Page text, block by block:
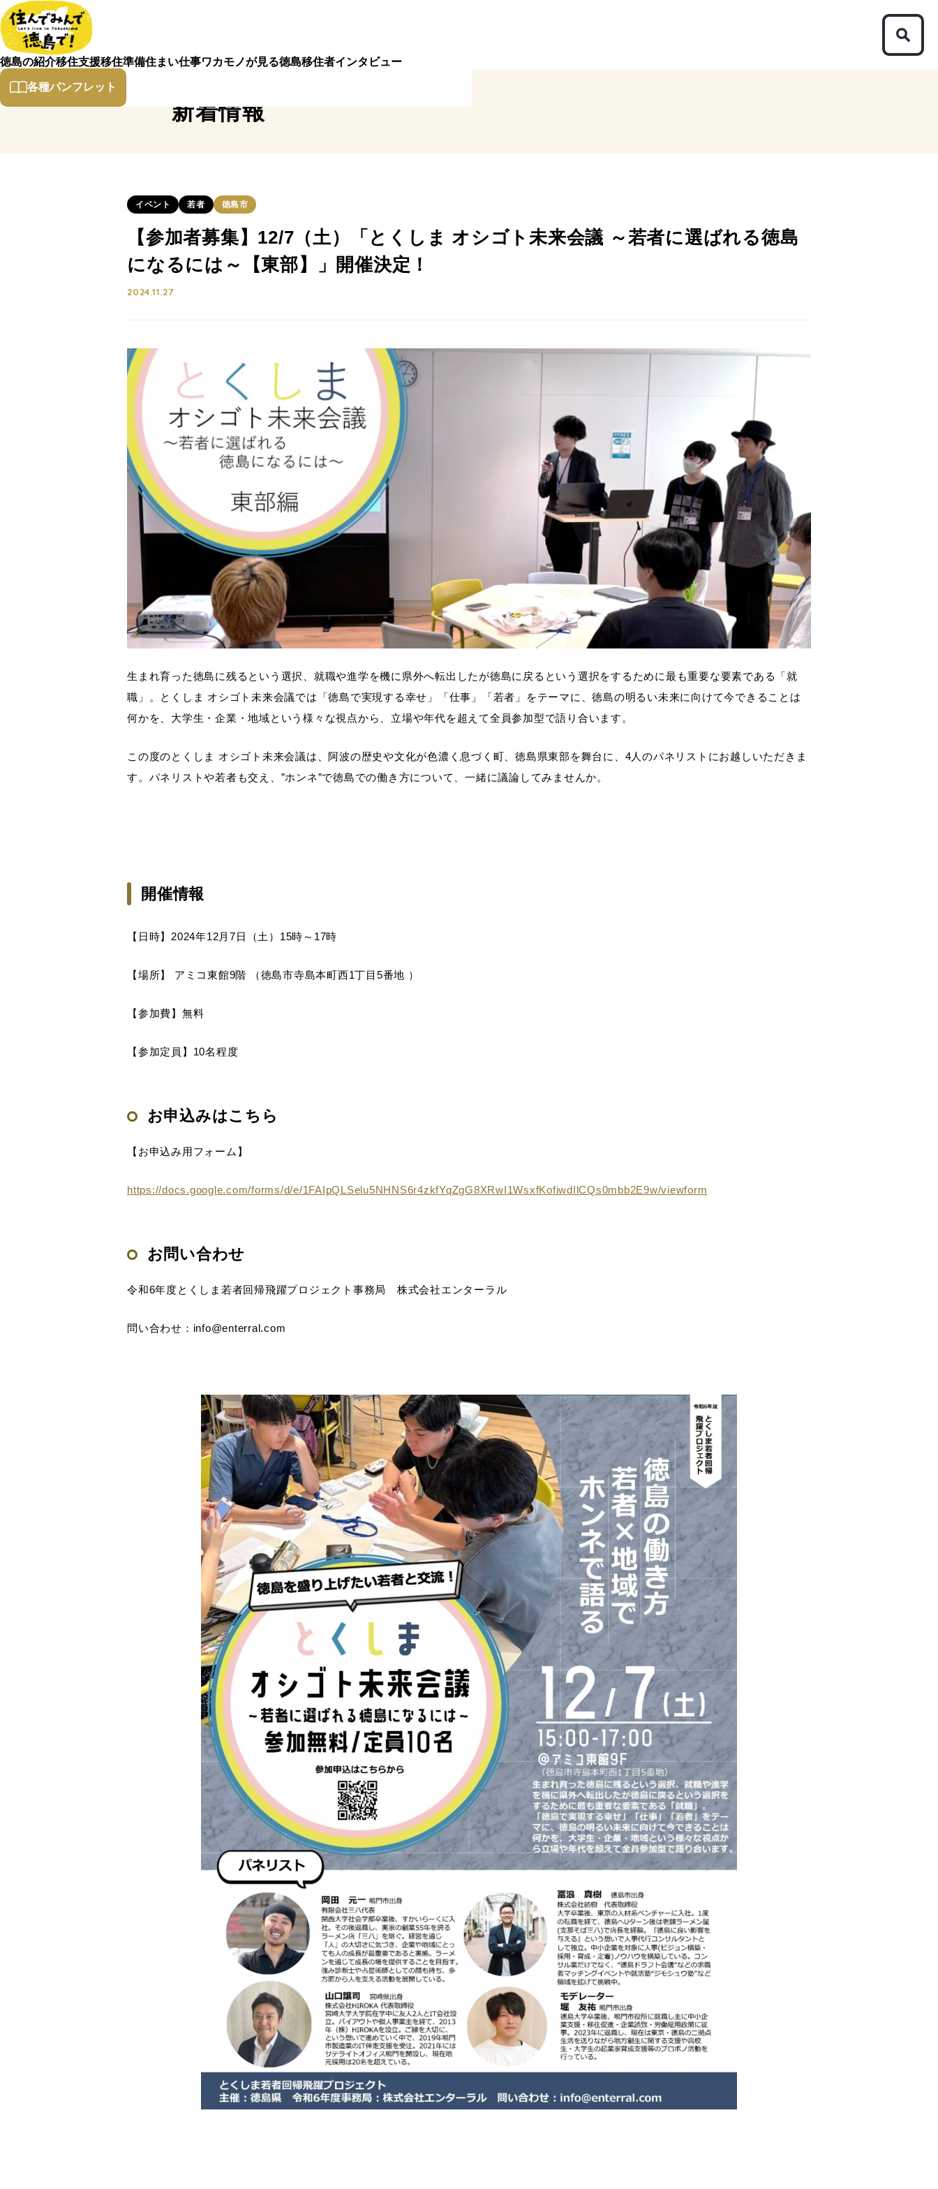
徳島の紹介移住支援移住準備住まい仕事ワカモノが見る徳島移住者インタビュー
各種パンフレット
新着情報
イベント 若者 徳島市
【参加者募集】12/7（土）「とくしま オシゴト未来会議 ～若者に選ばれる徳島
になるには～【東部】」開催決定！
2024.11.27
生まれ育った徳島に残るという選択、就職や進学を機に県外へ転出したが徳島に戻るという選択をするために最も重要な要素である「就
職」。とくしま オシゴト未来会議では「徳島で実現する幸せ」「仕事」「若者」をテーマに、徳島の明るい未来に向けて今できることは
何かを、大学生・企業・地域という様々な視点から、立場や年代を超えて全員参加型で語り合います。
この度のとくしま オシゴト未来会議は、阿波の歴史や文化が色濃く息づく町、徳島県東部を舞台に、4人のパネリストにお越しいただきま
す。パネリストや若者も交え、”ホンネ”で徳島での働き方について、一緒に議論してみませんか。
開催情報
【日時】2024年12月7日（土）15時～17時
【場所】 アミコ東館9階 （徳島市寺島本町西1丁目5番地 ）
【参加費】無料
【参加定員】10名程度
お申込みはこちら
【お申込み用フォーム】
https://docs.google.com/forms/d/e/1FAIpQLSelu5NHNS6r4zkfYqZgG8XRwI1WsxfKofiwdIlCQs0mbb2E9w/viewform
お問い合わせ
令和6年度とくしま若者回帰飛躍プロジェクト事務局 株式会社エンターラル
問い合わせ：info@enterral.com